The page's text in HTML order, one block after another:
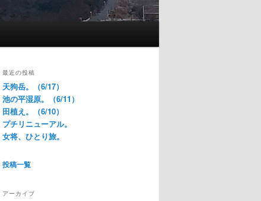
最近の投稿
天狗岳。（6/17）
池の平湿原。（6/11）
田植え。（6/10）
プチリニューアル。
女将、ひとり旅。
投稿一覧
アーカイブ